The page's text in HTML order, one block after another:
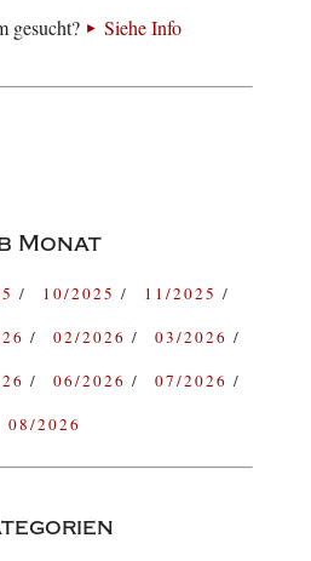
gesucht?
Siehe Info
Monat
10/2025
11/2025
02/2026
03/2026
06/2026
07/2026
08/2026